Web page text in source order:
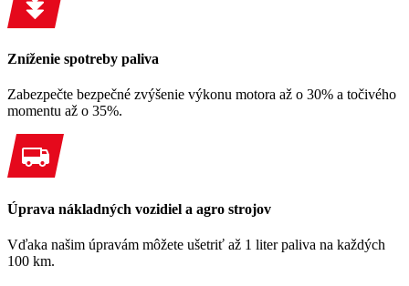
Zníženie spotreby paliva
Zabezpečte bezpečné zvýšenie výkonu motora až o 30% a točivého
momentu až o 35%.
Úprava nákladných vozidiel a agro strojov
Vďaka našim úpravám môžete ušetriť až 1 liter paliva na každých
100 km.